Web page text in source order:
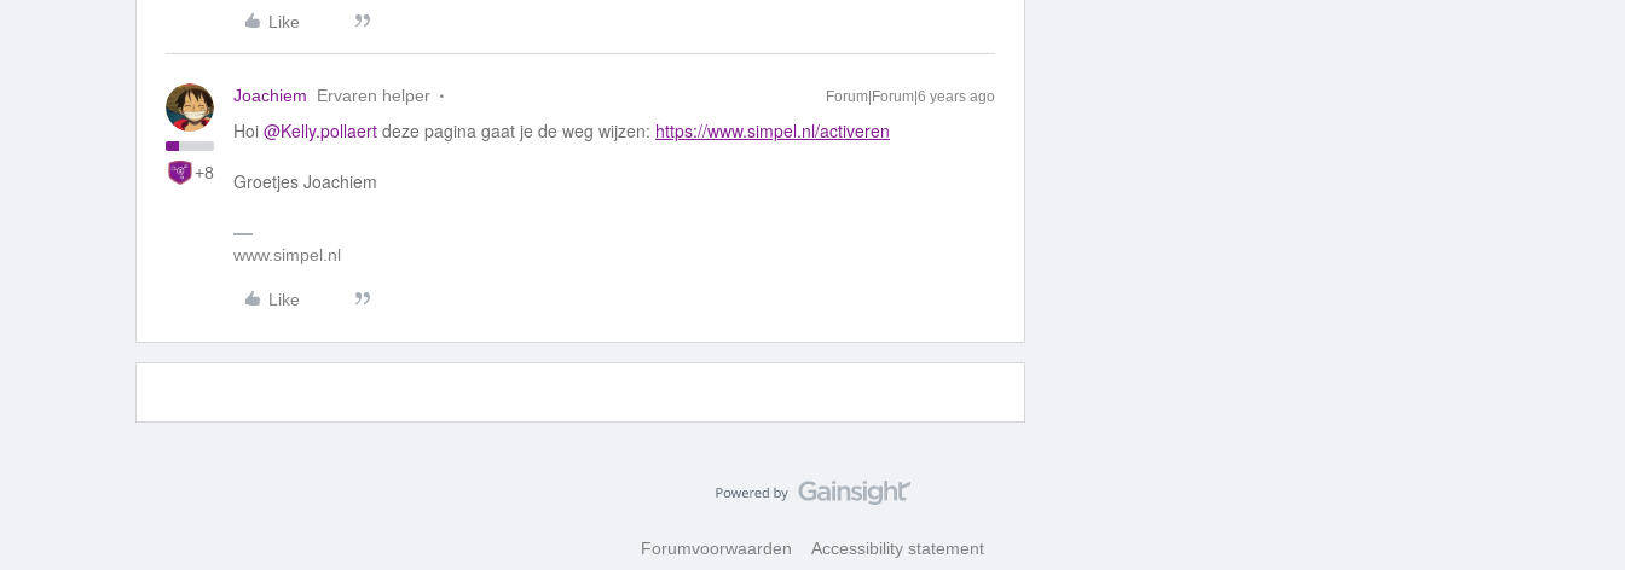
Like
+8
Joachiem Ervaren helper Forum|Forum|6 years ago
Hoi @Kelly.pollaert deze pagina gaat je de weg wijzen: https://www.simpel.nl/activeren
Groetjes Joachiem
www.simpel.nl
Like
Forumvoorwaarden Accessibility statement